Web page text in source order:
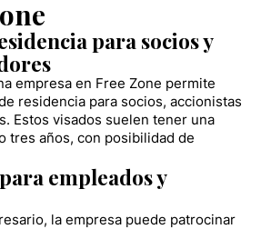
para socios y
empresa en Free Zone permite
residencia para socios, accionistas
Estos visados suelen tener una
tres años, con posibilidad de
empleados y
la empresa puede patrocinar